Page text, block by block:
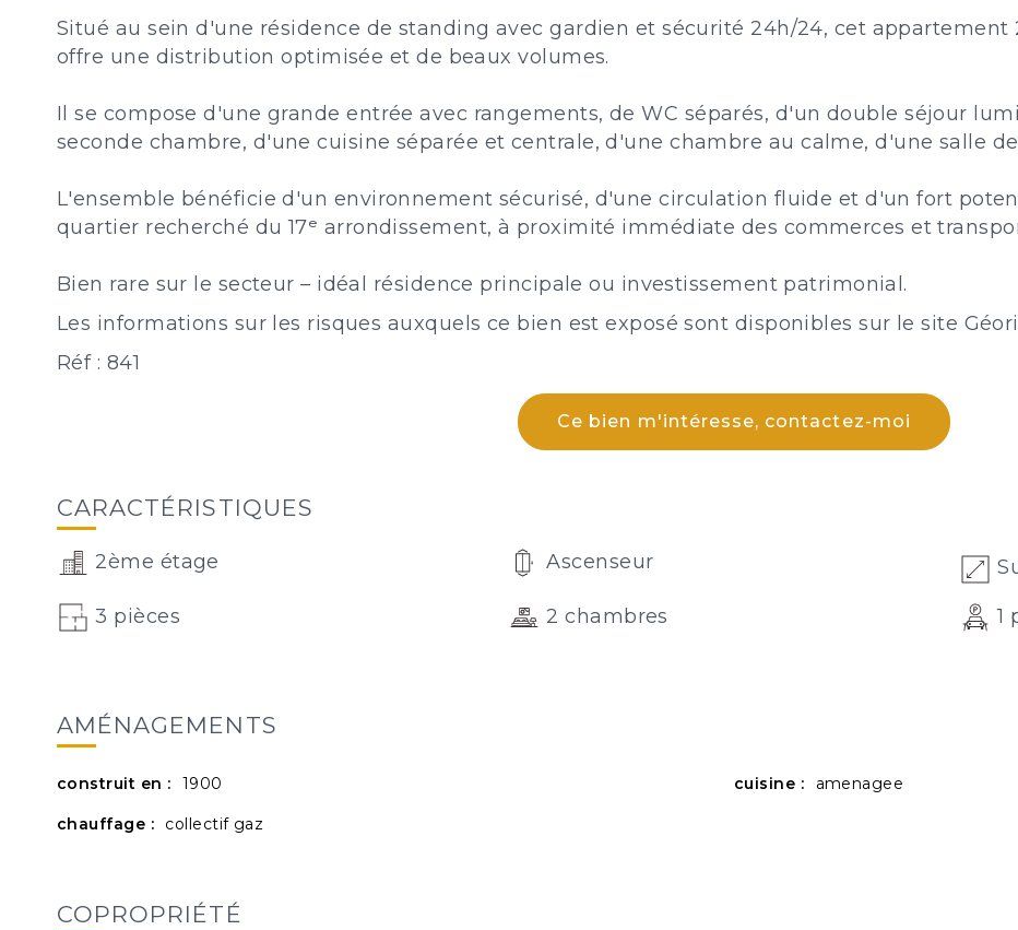
Situé au sein d'une résidence de standing avec gardien et sécurité 24h/24, cet
offre une distribution optimisée et de beaux volumes.
Il se compose d'une grande entrée avec rangements, de WC séparés, d'un double séjour
seconde chambre, d'une cuisine séparée et centrale, d'une chambre au calme, d'une salle
L'ensemble bénéficie d'un environnement sécurisé, d'une circulation fluide et d'un fort
quartier recherché du 17ᵉ arrondissement, à proximité immédiate des commerces et
Bien rare sur le secteur – idéal résidence principale ou investissement patrimonial.
Les informations sur les risques auxquels ce bien est exposé sont disponibles sur le site
Réf : 841
Ce bien m'intéresse, contactez-moi
CARACTÉRISTIQUES
2ème étage Ascenseur
3 pièces 2 chambres 1
AMÉNAGEMENTS
construit en : 1900 cuisine : amenagee
chauffage : collectif gaz
COPROPRIÉTÉ